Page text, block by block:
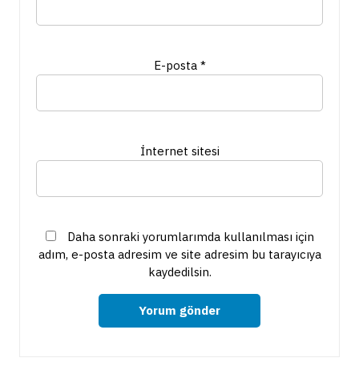
E-posta *
İnternet sitesi
Daha sonraki yorumlarımda kullanılması için
adım, e-posta adresim ve site adresim bu tarayıcıya
kaydedilsin.